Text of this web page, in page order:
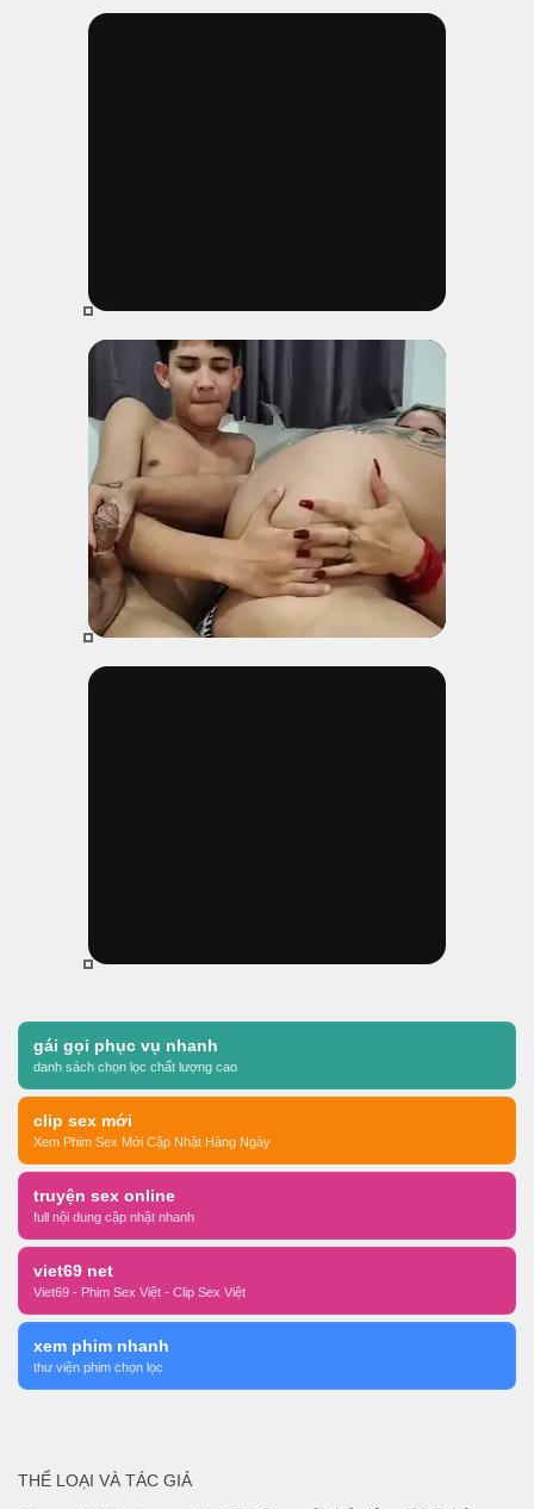
gái gọi phục vụ nhanh
danh sách chọn lọc chất lượng cao
clip sex mới
Xem Phim Sex Mới Cập Nhật Hàng Ngày
truyện sex online
full nội dung cập nhật nhanh
viet69 net
Viet69 - Phim Sex Việt - Clip Sex Việt
xem phim nhanh
thư viện phim chọn lọc
THỂ LOẠI VÀ TÁC GIẢ